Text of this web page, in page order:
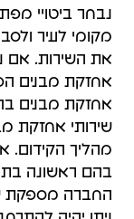
נבחר ביטויי
מקומי לעיר
את השירות. אם
אחזקת מבנים
אחזקת מבנים
שירותי אחזקת
מהליך הקידום.
בהם ראשונה
החברה מספקת